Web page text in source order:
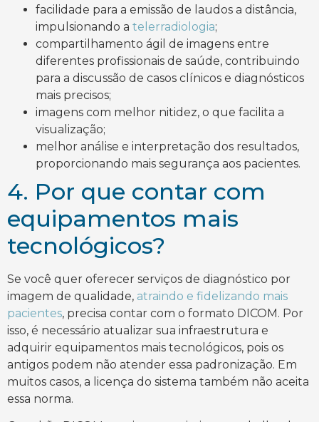
facilidade para a emissão de laudos a distância,
impulsionando a telerradiologia;
compartilhamento ágil de imagens entre
diferentes profissionais de saúde, contribuindo
para a discussão de casos clínicos e diagnósticos
mais precisos;
imagens com melhor nitidez, o que facilita a
visualização;
melhor análise e interpretação dos resultados,
proporcionando mais segurança aos pacientes.
4. Por que contar com
equipamentos mais
tecnológicos?
Se você quer oferecer serviços de diagnóstico por
imagem de qualidade, atraindo e fidelizando mais
pacientes, precisa contar com o formato DICOM. Por
isso, é necessário atualizar sua infraestrutura e
adquirir equipamentos mais tecnológicos, pois os
antigos podem não atender essa padronização. Em
muitos casos, a licença do sistema também não aceita
essa norma.